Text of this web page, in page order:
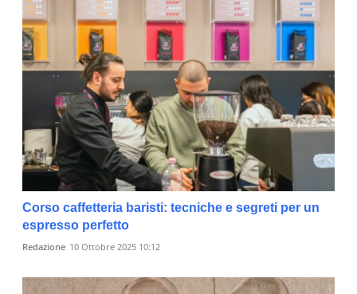
Corso caffetteria baristi: tecniche e segreti per un
espresso perfetto
Redazione 10 Ottobre 2025 10:12